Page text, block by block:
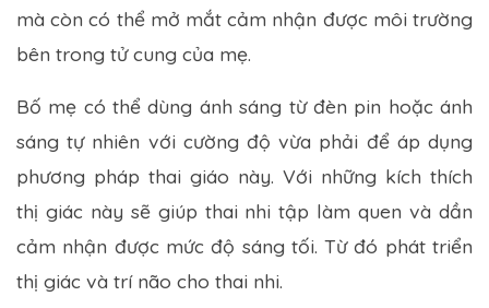
mà còn có thể mở mắt cảm nhận được môi trường
bên trong tử cung của mẹ.
Bố mẹ có thể dùng ánh sáng từ đèn pin hoặc ánh
sáng tự nhiên với cường độ vừa phải để áp dụng
phương pháp thai giáo này. Với những kích thích
thị giác này sẽ giúp thai nhi tập làm quen và dần
cảm nhận được mức độ sáng tối. Từ đó phát triển
thị giác và trí não cho thai nhi.